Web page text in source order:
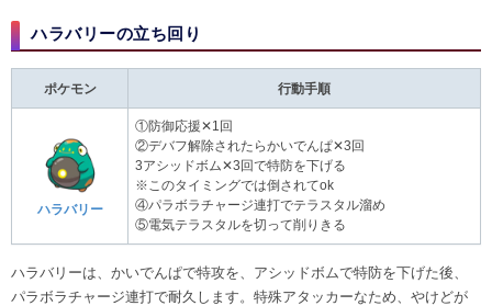
ハラバリーの立ち回り
ポケモン 行動手順
ハラバリー
①防御応援✕1回
②デバフ解除されたらかいでんぱ✕3回
3アシッドボム✕3回で特防を下げる
※このタイミングでは倒されてok
④パラボラチャージ連打でテラスタル溜め
⑤電気テラスタルを切って削りきる
ハラバリーは、かいでんぱで特攻を、アシッドボムで特防を下げた後、
パラボラチャージ連打で耐久します。特殊アタッカーなため、やけどが